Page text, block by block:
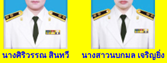
นางศิริวรรณ สินทวี นางสาวนบกมล เจริญยิ่ง